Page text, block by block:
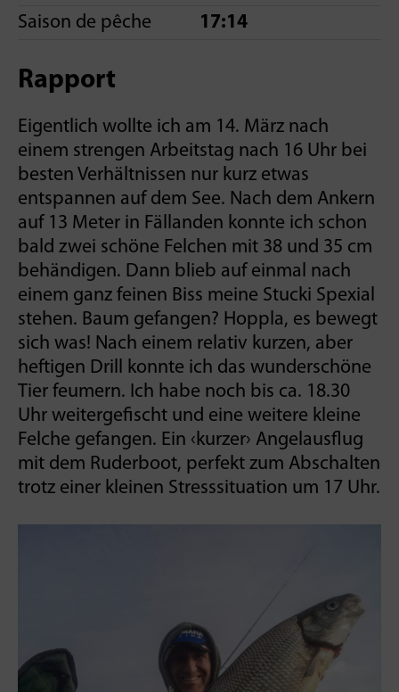
Saison de pêche
17:14
Rapport
Eigentlich wollte ich am 14. März nach
einem strengen Arbeitstag nach 16 Uhr bei
besten Verhältnissen nur kurz etwas
entspannen auf dem See. Nach dem Ankern
auf 13 Meter in Fällanden konnte ich schon
bald zwei schöne Felchen mit 38 und 35 cm
behändigen. Dann blieb auf einmal nach
einem ganz feinen Biss meine Stucki Spexial
stehen. Baum gefangen? Hoppla, es bewegt
sich was! Nach einem relativ kurzen, aber
heftigen Drill konnte ich das wunderschöne
Tier feumern. Ich habe noch bis ca. 18.30
Uhr weitergefischt und eine weitere kleine
Felche gefangen. Ein ‹kurzer› Angelausflug
mit dem Ruder­boot, perfekt zum Abschalten
trotz einer kleinen Stress­situation um 17 Uhr.